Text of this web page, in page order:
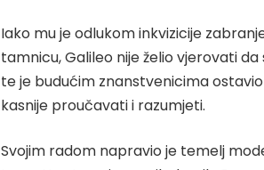
Iako mu je odlukom inkvizicije
tamnicu, Galileo nije želio vjerovati
te je budućim znanstvenicima
kasnije proučavati i razumjeti.
Svojim radom napravio je temelj